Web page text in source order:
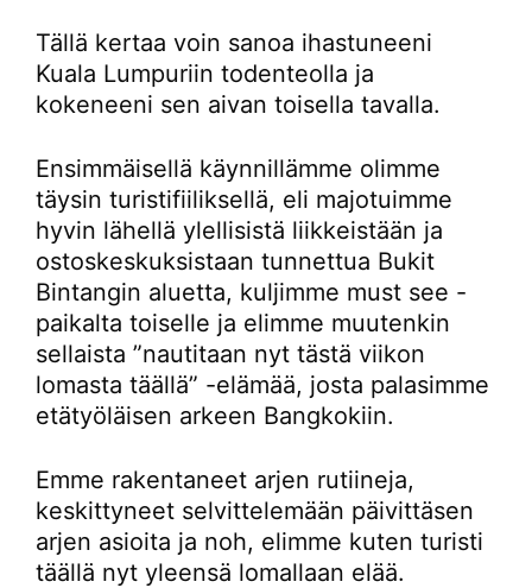
Tällä kertaa voin sanoa ihastuneeni
Kuala Lumpuriin todenteolla ja
kokeneeni sen aivan toisella tavalla.
Ensimmäisellä käynnillämme olimme
täysin turistifiiliksellä, eli majotuimme
hyvin lähellä ylellisistä liikkeistään ja
ostoskeskuksistaan tunnettua Bukit
Bintangin aluetta, kuljimme must see -
paikalta toiselle ja elimme muutenkin
sellaista ”nautitaan nyt tästä viikon
lomasta täällä” -elämää, josta palasimme
etätyöläisen arkeen Bangkokiin.
Emme rakentaneet arjen rutiineja,
keskittyneet selvittelemään päivittäsen
arjen asioita ja noh, elimme kuten turisti
täällä nyt yleensä lomallaan elää.